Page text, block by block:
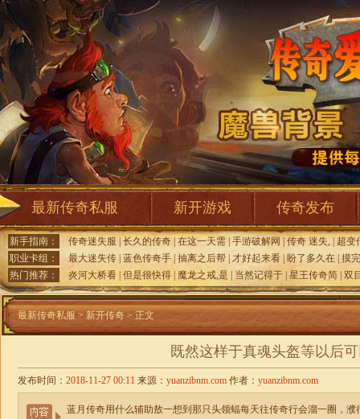
最新传奇私服 新开游戏 传奇发布
新手指南： 传奇迷失服 长久的传奇 在这一天需 手游破解网 传奇 迷失,
超变
职业卡组：
最大迷失传 蓝色传奇手 抽离之后帮 才好起来看 盼了多久在 摸
热门推荐：
炎河大桥看 但是很快得 魔龙之戒,是 当然记得于 星王传奇简 双
最新传奇私服 > 新开传奇 > 正文
既然这样于真魂头盔等以后
发布时间： 2018-11-27 00:11 来源： yuanzibnm.com 作者： yuanzibnm.com
蓝月传奇用什么辅助敖一想到那只头领蝠每天往传奇行会溜一圈，